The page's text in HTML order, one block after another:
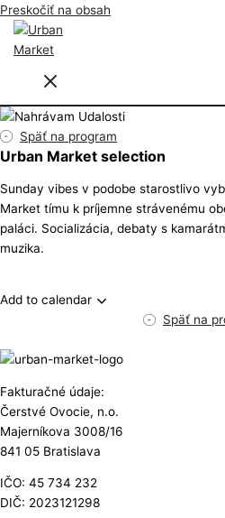
Preskočiť na obsah
Späť na program
Urban Market selection
Sunday vibes v podobe starostlivo
Market tímu k príjemne strávenému
paláci. Socializácia, debaty s
muzika.
Add to calendar
Späť na
Fakturačné údaje:
Čerstvé Ovocie, n.o.
Majerníkova 3008/16
841 05 Bratislava
IČO: 45 734 232
DIČ: 2023121298